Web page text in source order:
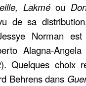
Lakméou
de sa
Norman
Alagna-
Quelques choix
Behrens dans